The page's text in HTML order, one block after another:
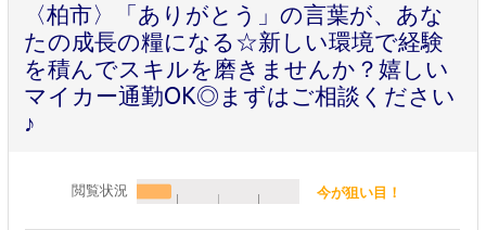
〈柏市〉「ありがとう」の言葉が、あな
たの成長の糧になる☆新しい環境で経験
を積んでスキルを磨きませんか？嬉しい
マイカー通勤OK◎まずはご相談ください
♪
閲覧状況 今が狙い目！